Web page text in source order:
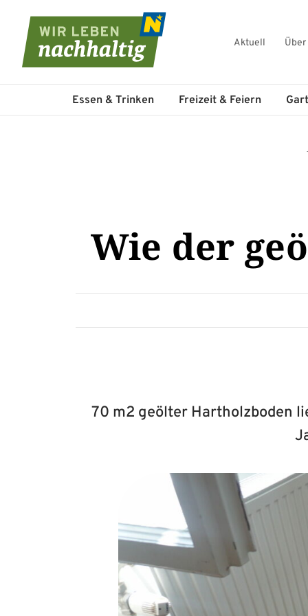
Aktuell Über
Navigation überspringen
Essen & Trinken Freizeit & Feiern
Wie der
70 m2 geölter Hartholzboden